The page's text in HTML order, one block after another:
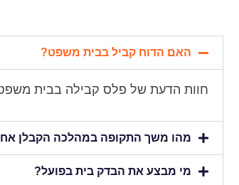
האם הדוח קביל בבית משפט?
חוות הדעת של פלס קבילה בבית
מהו משך התקופה במהלכה הקבלן
מי מבצע את הבדק בית בפועל?